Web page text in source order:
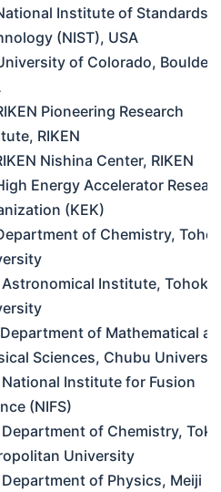
Institute of Standards
(NIST), USA
of Colorado, Boulder,
Pioneering Research
RIKEN
Nishina Center, RIKEN
Energy Accelerator
(KEK)
of Chemistry,
Institute, Tohoku
of Mathematical
Sciences, Chubu
Institute for Fusion
(NIFS)
of Chemistry,
University
of Physics, Meiji